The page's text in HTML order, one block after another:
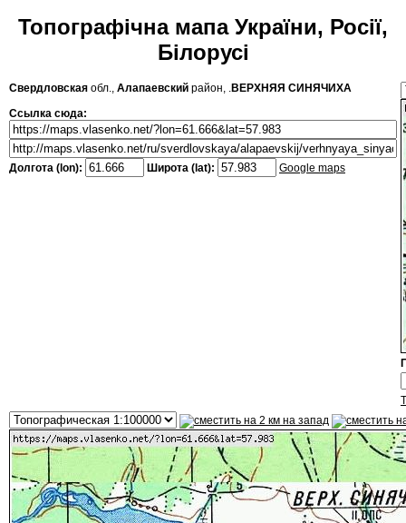
Топографічна мапа України, Росії,
Білорусі
Свердловская обл., Алапаевский район, .ВЕРХНЯЯ СИНЯЧИХА
Ссылка сюда:
Долгота (lon): Широта (lat): Google maps